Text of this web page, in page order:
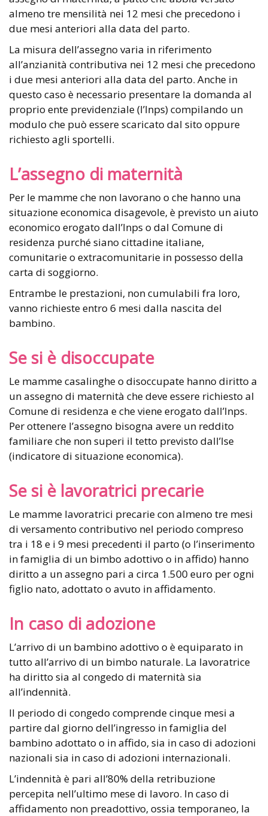
almeno tre mensilità nei 12 mesi che precedono i
due mesi anteriori alla data del parto.
La misura dell’assegno varia in riferimento
all’anzianità contributiva nei 12 mesi che precedono
i due mesi anteriori alla data del parto. Anche in
questo caso è necessario presentare la domanda al
proprio ente previdenziale (l’Inps) compilando un
modulo che può essere scaricato dal sito oppure
richiesto agli sportelli.
L’assegno di maternità
Per le mamme che non lavorano o che hanno una
situazione economica disagevole, è previsto un aiuto
economico erogato dall’Inps o dal Comune di
residenza purché siano cittadine italiane,
comunitarie o extracomunitarie in possesso della
carta di soggiorno.
Entrambe le prestazioni, non cumulabili fra loro,
vanno richieste entro 6 mesi dalla nascita del
bambino.
Se si è disoccupate
Le mamme casalinghe o disoccupate hanno diritto a
un assegno di maternità che deve essere richiesto al
Comune di residenza e che viene erogato dall’Inps.
Per ottenere l’assegno bisogna avere un reddito
familiare che non superi il tetto previsto dall’Ise
(indicatore di situazione economica).
Se si è lavoratrici precarie
Le mamme lavoratrici precarie con almeno tre mesi
di versamento contributivo nel periodo compreso
tra i 18 e i 9 mesi precedenti il parto (o l’inserimento
in famiglia di un bimbo adottivo o in affido) hanno
diritto a un assegno pari a circa 1.500 euro per ogni
figlio nato, adottato o avuto in affidamento.
In caso di adozione
L’arrivo di un bambino adottivo o è equiparato in
tutto all’arrivo di un bimbo naturale. La lavoratrice
ha diritto sia al congedo di maternità sia
all’indennità.
Il periodo di congedo comprende cinque mesi a
partire dal giorno dell’ingresso in famiglia del
bambino adottato o in affido, sia in caso di adozioni
nazionali sia in caso di adozioni internazionali.
L’indennità è pari all’80% della retribuzione
percepita nell’ultimo mese di lavoro. In caso di
affidamento non preadottivo, ossia temporaneo, la